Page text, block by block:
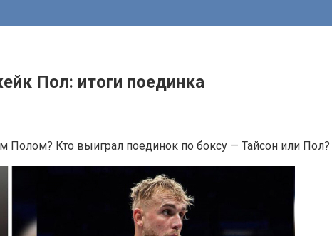
Пол: итоги поединка
Кто выиграл поединок по боксу — Тайсон или